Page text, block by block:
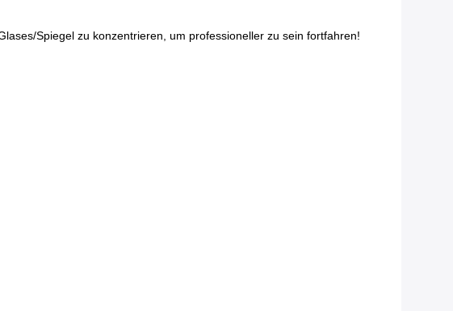
Spiegel zu konzentrieren, um professioneller zu sein fortfahren!